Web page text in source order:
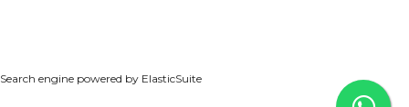
Search engine powered by ElasticSuite